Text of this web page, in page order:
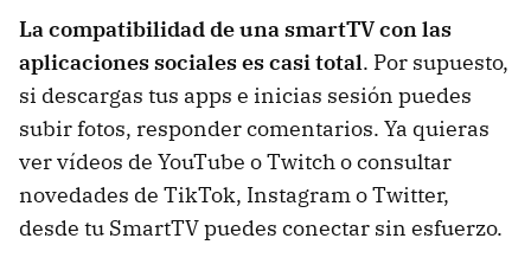
La compatibilidad de una smartTV con las
aplicaciones sociales es casi total. Por supuesto,
si descargas tus apps e inicias sesión puedes
subir fotos, responder comentarios. Ya quieras
ver vídeos de YouTube o Twitch o consultar
novedades de TikTok, Instagram o Twitter,
desde tu SmartTV puedes conectar sin esfuerzo.